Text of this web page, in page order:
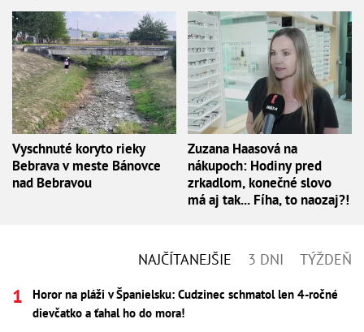
Vyschnuté koryto rieky
Bebrava v meste Bánovce
nad Bebravou
Zuzana Haasová na
nákupoch: Hodiny pred
zrkadlom, konečné slovo
má aj tak... Fíha, to naozaj?!
NAJČÍTANEJŠIE 3 DNI TÝŽDEŇ
Horor na pláži v Španielsku: Cudzinec schmatol len 4-ročné
dievčatko a ťahal ho do mora!